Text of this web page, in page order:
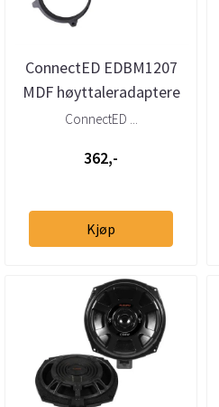
ConnectED EDBM1207
MDF høyttaleradaptere
BMW X5. X6 (2014 - 2019)
ConnectED ...
362,-
Kjøp